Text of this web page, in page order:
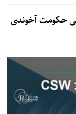
حکومت آخوندی